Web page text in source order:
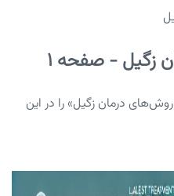
زگیل - صفحه 1
درمان زگیل» را در این